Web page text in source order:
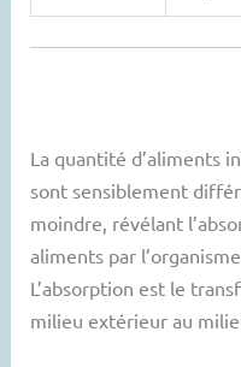
La quantité d’aliments
sont sensiblement
moindre, révélant
aliments par l’organisme.
L’absorption est le
milieu extérieur au